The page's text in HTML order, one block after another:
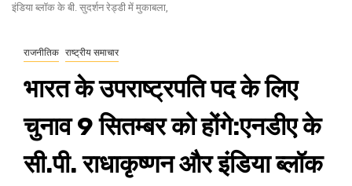
इंडिया ब्लॉक के बी. सुदर्शन रेड्डी में मुकाबला,
राजनीतिक राष्ट्रीय समाचार
भारत के उपराष्ट्रपति पद के लिए
चुनाव 9 सितम्बर को होंगे:एनडीए के
सी.पी. राधाकृष्णन और इंडिया ब्लॉक